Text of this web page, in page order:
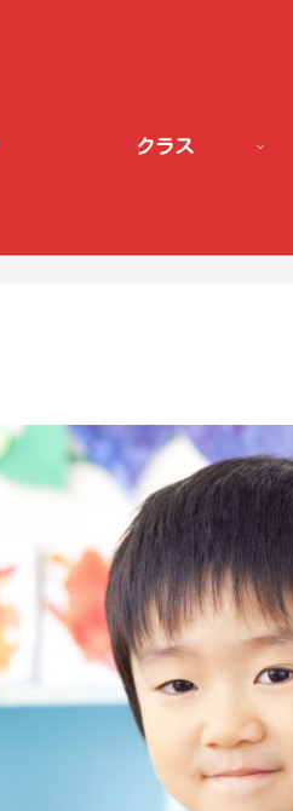
クラス